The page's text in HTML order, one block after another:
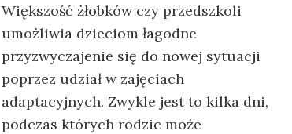
Większość żłobków czy przedszkoli
umożliwia dzieciom łagodne
przyzwyczajenie się do nowej sytuacji
poprzez udział w zajęciach
adaptacyjnych. Zwykle jest to kilka dni,
podczas których rodzic może